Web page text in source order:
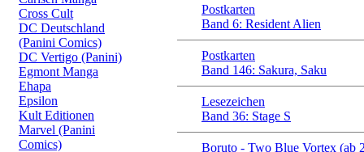
Cross Cult
DC Deutschland
(Panini Comics)
DC Vertigo (Panini)
Egmont Manga
Ehapa
Epsilon
Kult Editionen
Marvel (Panini
Comics)
Postkarten
Band 6: Resident Alien
Postkarten
Band 146: Sakura, Saku
Lesezeichen
Band 36: Stage S
Boruto - Two Blue Vortex (ab